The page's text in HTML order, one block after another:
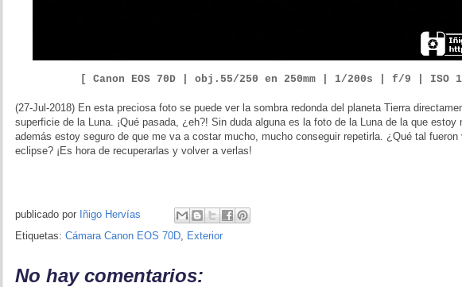
[ Canon EOS 70D | obj. 55/250 en 250mm | 1/200s | f/9 ISO 1
(27-Jul-2018) En esta preciosa foto se puede ver la sombra redonda del planeta Tierra
superficie de la Luna. ¡Qué pasada, ¿eh?! Sin duda alguna es la foto de la Luna de la que estoy
además estoy seguro de que me va a costar mucho, mucho conseguir repetirla. ¿Qué tal fueron
eclipse? ¡Es hora de recuperarlas y volver a verlas!
publicado por Iñigo Hervías
Etiquetas: Cámara Canon EOS 70D, Exterior
No hay comentarios: